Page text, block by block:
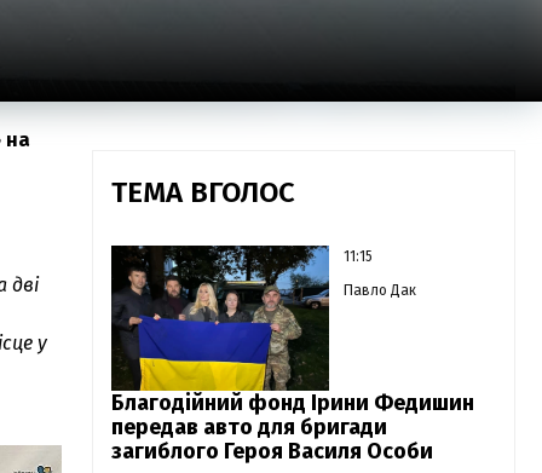
на
дві
у
ТЕМА ВГОЛОС
11:15
Павло Дак
Благодійний фонд Ірини Федишин
передав авто для бригади
загиблого Героя Василя Особи